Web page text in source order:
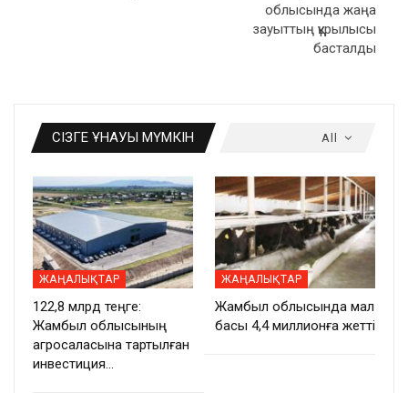
облысында жаңа
зауыттың құрылысы
басталды
All
СІЗГЕ ҰНАУЫ МҮМКІН
ЖАҢАЛЫҚТАР
122,8 млрд теңге:
Жамбыл облысының
агросаласына тартылған
инвестиция…
ЖАҢАЛЫҚТАР
Жамбыл облысында мал
басы 4,4 миллионға жетті